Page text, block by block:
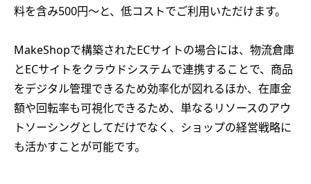
料を含み500円～と、低コストでご利用いただけます。
MakeShopで構築されたECサイトの場合には、物流倉庫
とECサイトをクラウドシステムで連携することで、商品
をデジタル管理できるため効率化が図れるほか、在庫金
額や回転率も可視化できるため、単なるリソースのアウ
トソーシングとしてだけでなく、ショップの経営戦略に
も活かすことが可能です。